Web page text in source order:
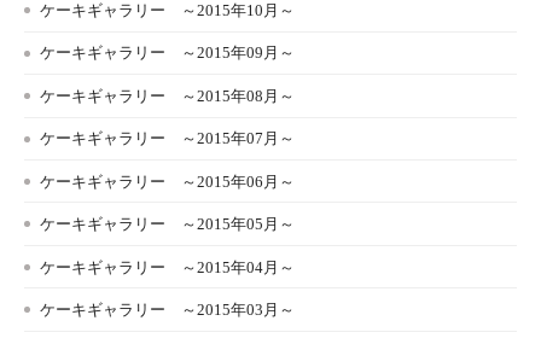
ケーキギャラリー ～2015年10月～
ケーキギャラリー ～2015年09月～
ケーキギャラリー ～2015年08月～
ケーキギャラリー ～2015年07月～
ケーキギャラリー ～2015年06月～
ケーキギャラリー ～2015年05月～
ケーキギャラリー ～2015年04月～
ケーキギャラリー ～2015年03月～